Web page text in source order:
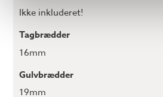
Ikke inkluderet!
Tagbrædder
16mm
Gulvbrædder
19mm